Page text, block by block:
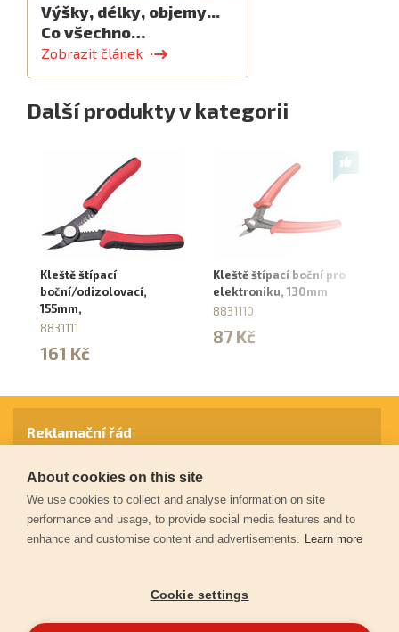
Výšky, délky, objemy...
Co všechno…
Zobrazit článek
Další produkty v kategorii
Kleště štípací
boční/odizolovací,
155mm,
8831111
161 Kč
Kleště štípací boční pro
elektroniku, 130mm
8831110
87 Kč
Reklamační řád
Záruční podmínky
Ochrana osobních údajů
About cookies on this site
We use cookies to collect and analyse information on site
performance and usage, to provide social media features and to
enhance and customise content and advertisements. Learn more
Cookie settings